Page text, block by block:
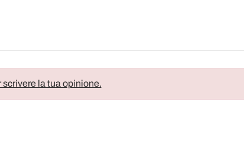
la tua opinione.